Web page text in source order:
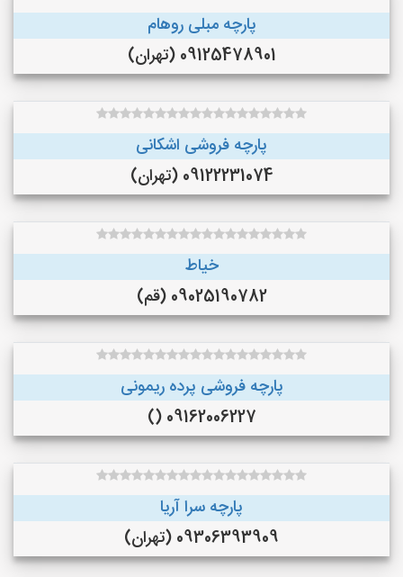
پارچه مبلی روهام
09125478901 (تهران)
پارچه فروشی اشکانی
09122231074 (تهران)
خیاط
09025190782 (قم)
پارچه فروشی پرده ریمونی
09162006227 ()
پارچه سرا آریا
09306393909 (تهران)